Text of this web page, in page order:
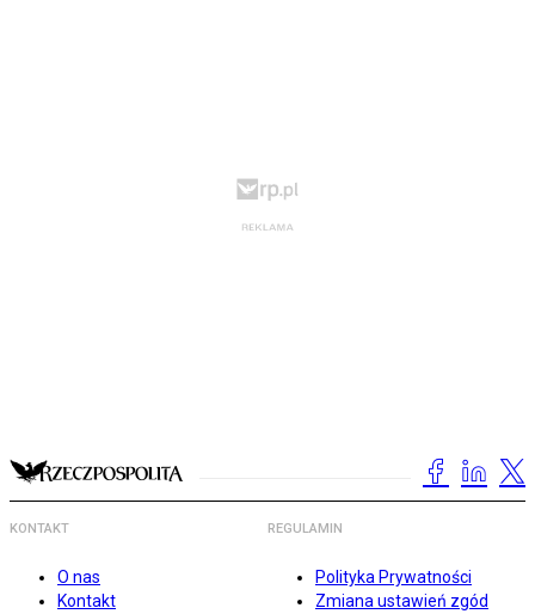
KONTAKT
O nas
Kontakt
REGULAMIN
Polityka Prywatności
Zmiana ustawień zgód